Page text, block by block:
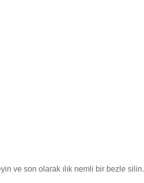
ve son olarak ılık nemli bir bezle silin.